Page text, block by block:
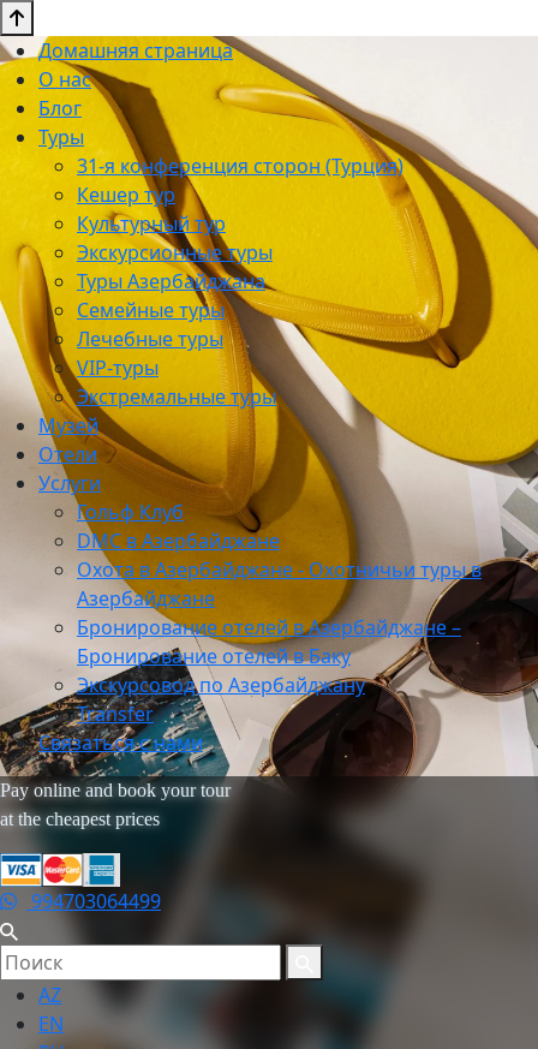
Домашняя страница
О нас
Блог
Туры
31-я конференция сторон (Турция)
Кешер тур
Культурный тур
Экскурсионные туры
Туры Азербайджана
Семейные туры
Лечебные туры
VIP-туры
Экстремальные туры
Музей
Отели
Услуги
Гольф Клуб
DMC в Азербайджане
Охота в Азербайджане - Охотничьи туры в
Азербайджане
Бронирование отелей в Азербайджане –
Бронирование отелей в Баку
Экскурсовод по Азербайджану
Transfer
Связаться с нами
Pay online and book your tour
at the cheapest prices
994703064499
AZ
EN